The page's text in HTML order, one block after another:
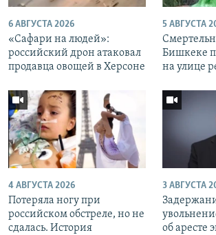
6 АВГУСТА 2026
«Cафари на людей»:
российский дрон атаковал
продавца овощей в Херсоне
5 АВГУСТА
Бишкеке
на улице
4 АВГУСТА 2026
Потеряла ногу при
российском обстреле, но не
сдалась. История
3 АВГУСТА
об аресте